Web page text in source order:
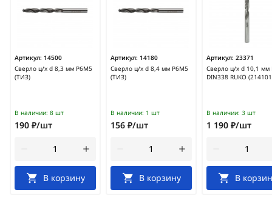
Артикул: 14500
Сверло ц/х d 8,3 мм Р6М5
(ТИЗ)
В наличии: 8 шт
190 ₽/шт
В корзину
Артикул: 14180
Сверло ц/х d 8,4 мм Р6М5
(ТИЗ)
В наличии: 1 шт
156 ₽/шт
В корзину
Артикул: 23371
Сверло ц/х d 10,1 мм
DIN338 RUKO
В наличии: 3 шт
1 190 ₽/шт
В